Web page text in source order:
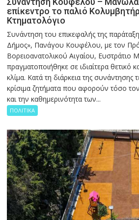
επίκεντρο το παλιό
Κτηματολόγιο
Συνάντηση του επικεφαλής της
Δήμος», Πανάγου Κουφέλου, με τον
Βορειοανατολικού Αιγαίου, Ευστράτιο
πραγματοποιήθηκε σε ιδιαίτερα θετικό
κλίμα. Κατά τη διάρκεια της συνάντησης
κρίσιμα ζητήματα που αφορούν τόσο
και την καθημερινότητα των...
ΠΟΛΙΤΙΚΑ